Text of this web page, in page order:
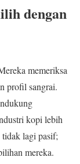
dengan
memeriksa
profil sangrai.
kopi lebih
lagi pasif;
mereka.